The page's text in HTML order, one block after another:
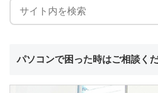
パソコンで困った時はご相談く